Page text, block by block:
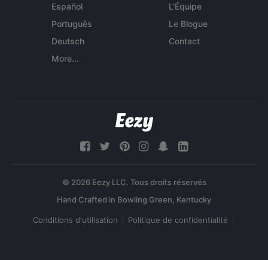
Español
Português
Deutsch
More...
L'Équipe
Le Blogue
Contact
© 2026 Eezy LLC. Tous droits réservés
Conditions d'utilisation Politique de confidentialité